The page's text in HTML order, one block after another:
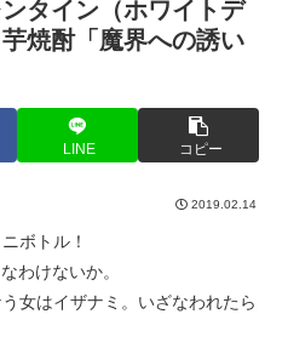
タイン（ホワイトデ
焼酎「魔界への誘い
LINE コピー
2019.02.14
ボトル！
わけないか。
女はイザナミ。いざなわれたら